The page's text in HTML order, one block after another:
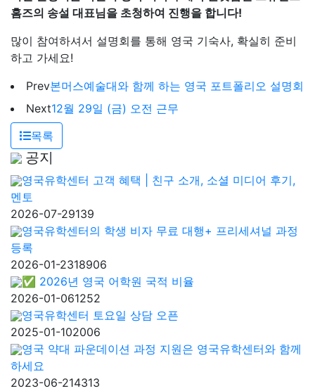
홈즈의 송설 대표님을 초청하여 진행을 합니다!
많이 참여하셔서 설명회를 통해 영국 기숙사, 확실히 준비
하고 가세요!
Prev본머스예술대와 함께 하는 영국 포트폴리오 설명회
Next12월 29일 (금) 오전 근무
목록
공지
영국유학센터 고객 혜택 | 친구 소개, 소셜 미디어 후기,
멘토
2026-07-29139
영국유학센터의 학생 비자 무료 대행+ 프리세셔널 과정
등록
2026-01-2318906
✅ 2026년 영국 어학원 국적 비율
2026-01-061252
영국유학센터 토요일 상담 오픈
2025-01-102006
영국 약대 파운데이션 과정 지원은 영국유학센터와 함께
하세요
2023-06-214313